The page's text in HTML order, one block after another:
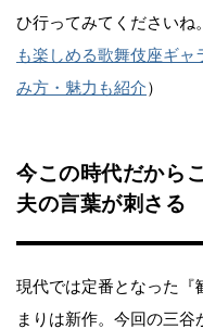
ひ行ってみてくださいね
も楽しめる歌舞伎座ギ
み方・魅力も紹介）
今この時代だから
夫の言葉が刺さる
現代では定番となった『
まりは新作。今回の三